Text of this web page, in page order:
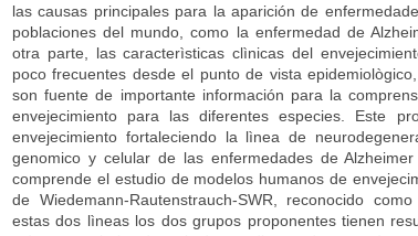
las causas principales para la aparición de
poblaciones del mundo, como la enfermedad de
otra parte, las caracterìsticas clìnicas del
poco frecuentes desde el punto de vista
son fuente de importante información para la
envejecimiento para las diferentes especies. Este
envejecimiento fortaleciendo la lìnea de
genomico y celular de las enfermedades de
comprende el estudio de modelos humanos de
de Wiedemann-Rautenstrauch-SWR, reconocido
estas dos lìneas los dos grupos proponentes tienen